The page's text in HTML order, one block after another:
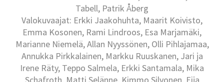
Tabell, Patrik Åberg
Valokuvaajat: Erkki Jaakohuhta, Maarit Koivisto,
Emma Kosonen, Rami Lindroos, Esa Marjamäki,
Marianne Niemelä, Allan Nyyssönen, Olli Pihlajamaa,
Annukka Pirkkalainen, Markku Ruuskanen, Jari ja
Irene Räty, Teppo Salmela, Erkki Santamala, Mika